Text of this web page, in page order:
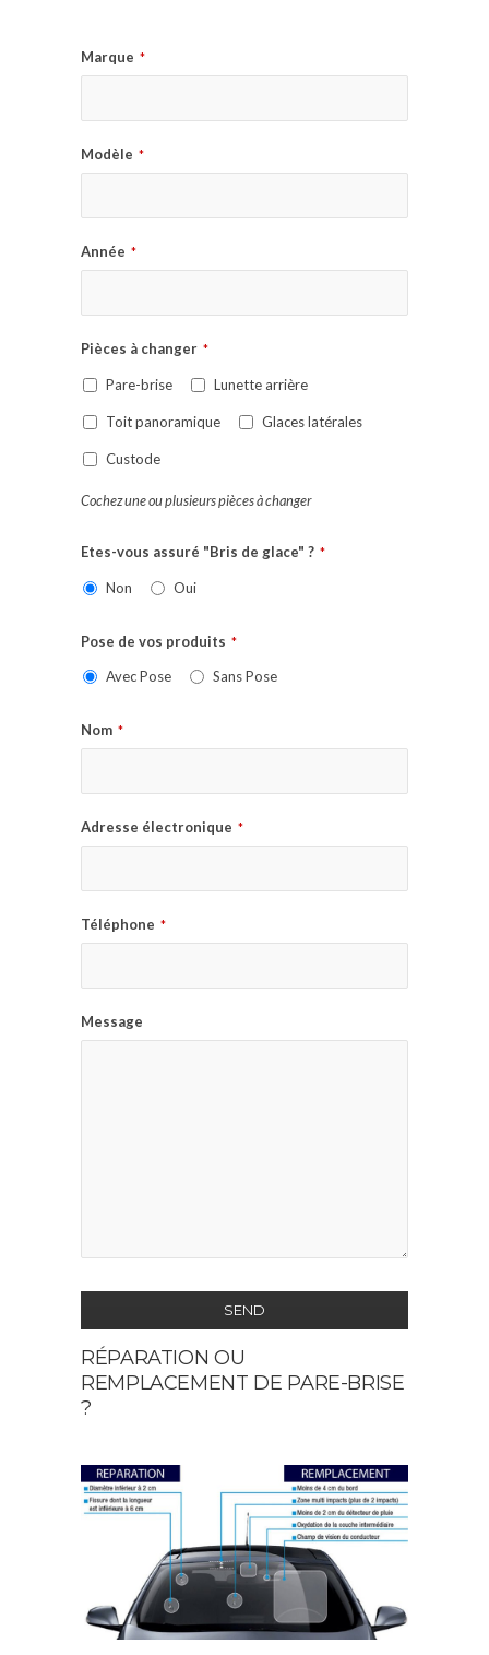
Marque *
Modèle *
Année *
Pièces à changer *
Pare-brise Lunette arrière
Toit panoramique Glaces latérales
Custode
Cochez une ou plusieurs pièces à changer
Etes-vous assuré "Bris de glace" ? *
Non Oui
Pose de vos produits *
Avec Pose Sans Pose
Nom *
Adresse électronique *
Téléphone *
Message
SEND
This
field
should
left
blank
RÉPARATION OU
REMPLACEMENT DE PARE-BRISE
?